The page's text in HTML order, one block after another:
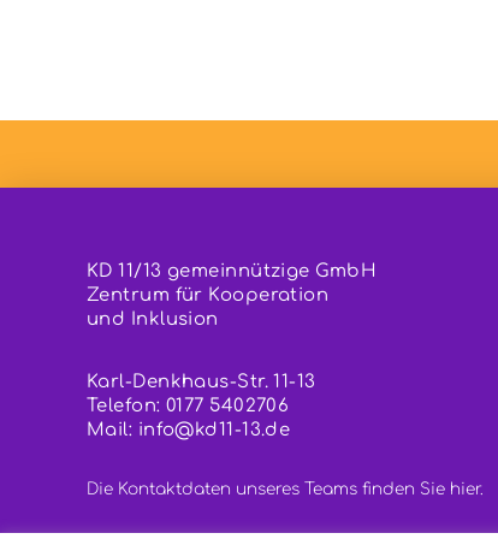
KD 11/13 gemeinnützige GmbH
Zentrum für Kooperation
und Inklusion
Karl-Denkhaus-Str. 11-13
Telefon: 0177 5402706
Mail: info@kd11-13.de
Die Kontaktdaten unseres Teams finden Sie hier.